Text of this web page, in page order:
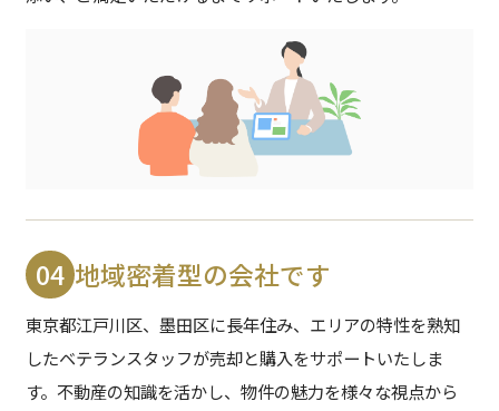
04 地域密着型の会社です
東京都江戸川区、墨田区に長年住み、エリアの特性を熟知
したベテランスタッフが売却と購入をサポートいたしま
す。 不動産の知識を活かし、物件の魅力を様々な視点から